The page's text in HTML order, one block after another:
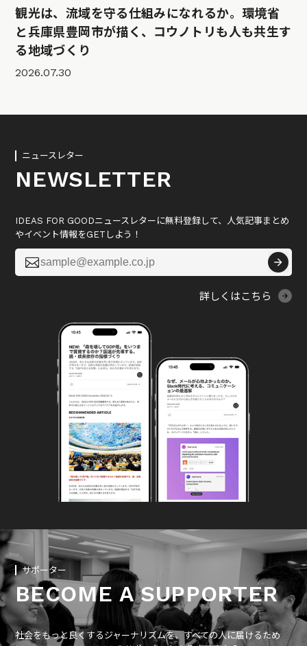
観光は、流域を守る仕組みになれるか。環境省
と兵庫県豊岡市が描く、コウノトリも人も共生す
る地域づくり
2026.07.30
ニュースレター
NEWSLETTER
IDEAS FOR GOODニュースレターに無料登録して、人気記事まとめ
やイベント情報をGETしよう！

詳しくはこちら
サポーター
BECOME A SUPPORTER
社会をもっと良くするジャーナリズムを、すべての人に届けるため